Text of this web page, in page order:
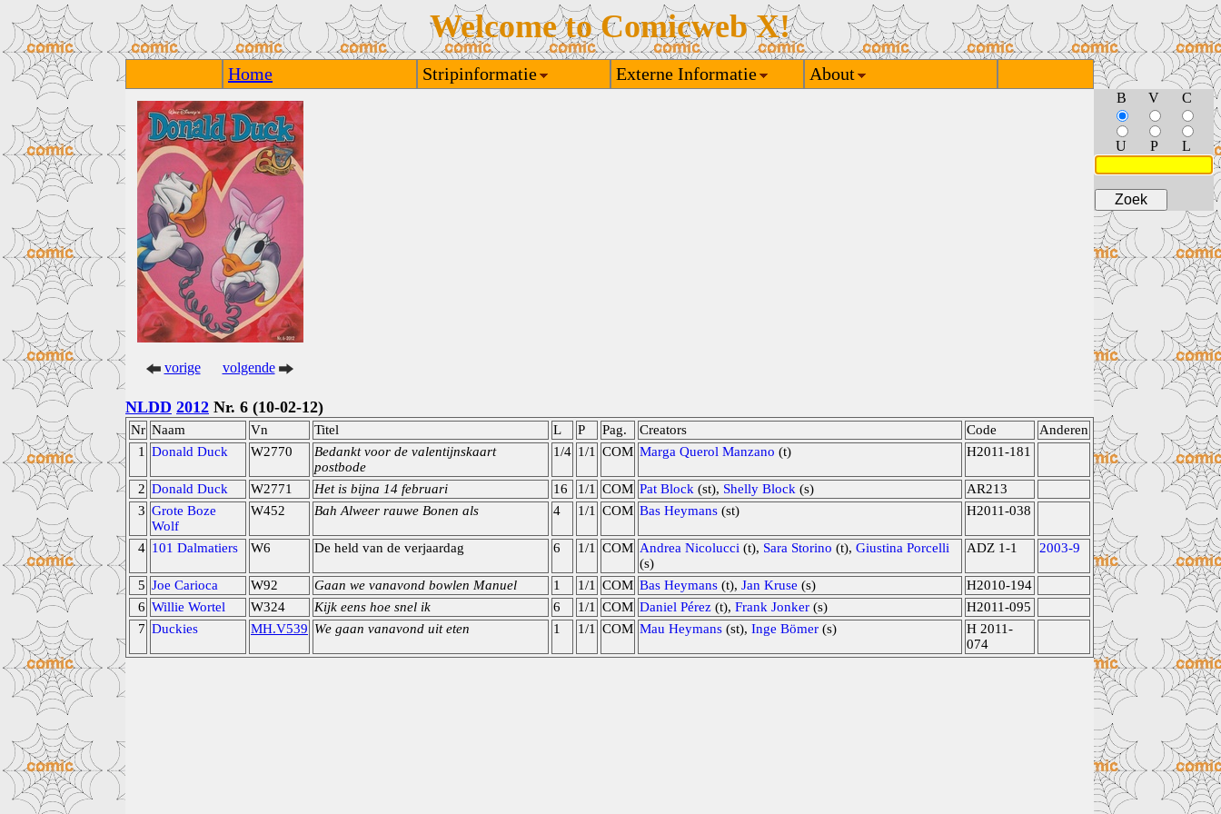
Welcome to Comicweb X!
Home Stripinformatie Externe Informatie About
vorige volgende
NLDD 2012 Nr. 6 (10-02-12)
Nr Naam Vn Titel L P Pag. Creators Code
Anderen
1
Donald Duck W2770
Bedankt voor de valentijnskaart
postbode
1/4 1/1 COM Marga Querol Manzano (t) H2011-181
2 Donald Duck W2771 Het is bijna 14 februari 16 1/1 COM Pat Block (st), Shelly Block (s)
AR213
3 Grote Boze
Wolf
W452 Bah Alweer rauwe Bonen als 4 1/1 COM Bas Heymans (st) H2011-038
4 101 Dalmatiers W6 De held van de verjaardag 6 1/1 COM Andrea Nicolucci (t), Sara Storino (t), Giustina Porcelli
(s)
ADZ 1-1 2003-9
5 Joe Carioca W92 Gaan we vanavond bowlen Manuel 1 1/1 COM Bas Heymans (t), Jan Kruse (s)
H2010-194
6 Willie Wortel W324 Kijk eens hoe snel ik 6 1/1 COM Daniel Pérez (t), Frank Jonker (s)
H2011-095
7 Duckies MH.V539 We gaan vanavond uit eten 1 1/1 COM Mau Heymans (st), Inge Bömer (s)
H 2011-
074
B V C
U P L